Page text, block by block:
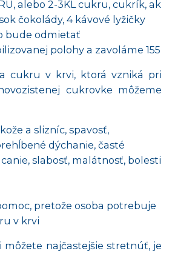
alebo 2-3KL cukru, cukrík, ak
čokolády, 4 kávové lyžičky
bude odmietať
polohy a zavoláme 155
cukru v krvi, ktorá vzniká pri
cukrovke môžeme
a slizníc, spavosť,
dýchanie, časté
slabosť, malátnosť, bolesti
pretože osoba potrebuje
v krvi
najčastejšie stretnúť, je